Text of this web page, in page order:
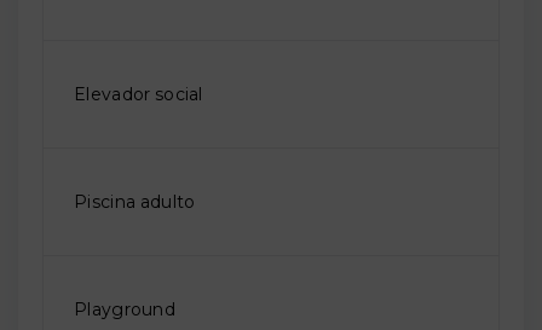
Elevador social
Piscina adulto
Playground